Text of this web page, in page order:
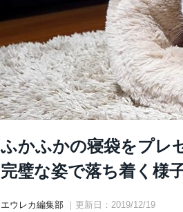
ふかふかの寝袋をプレ
完璧な姿で落ち着く様
エウレカ編集部 ｜更新日：2019/12/19